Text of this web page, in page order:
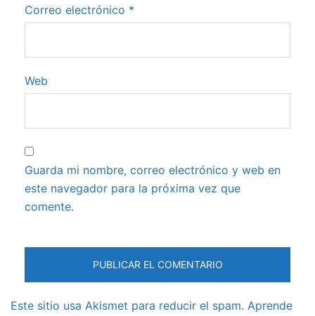
Correo electrónico *
Web
Guarda mi nombre, correo electrónico y web en
este navegador para la próxima vez que
comente.
Este sitio usa Akismet para reducir el spam. Aprende